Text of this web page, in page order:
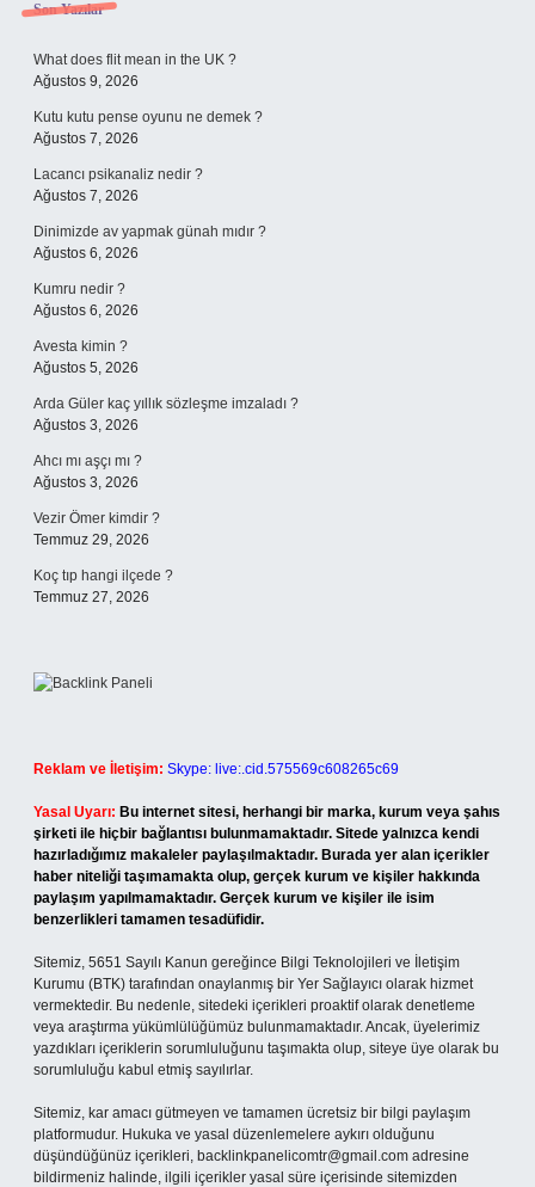
Sidebar
Son Yazılar
What does flit mean in the UK ?
Ağustos 9, 2026
Kutu kutu pense oyunu ne demek ?
Ağustos 7, 2026
Lacancı psikanaliz nedir ?
Ağustos 7, 2026
Dinimizde av yapmak günah mıdır ?
Ağustos 6, 2026
Kumru nedir ?
Ağustos 6, 2026
Avesta kimin ?
Ağustos 5, 2026
Arda Güler kaç yıllık sözleşme imzaladı ?
Ağustos 3, 2026
Ahcı mı aşçı mı ?
Ağustos 3, 2026
Vezir Ömer kimdir ?
Temmuz 29, 2026
Koç tıp hangi ilçede ?
Temmuz 27, 2026
Reklam ve İletişim: Skype: live:.cid.575569c608265c69
Yasal Uyarı: Bu internet sitesi, herhangi bir marka, kurum veya şahıs
şirketi ile hiçbir bağlantısı bulunmamaktadır. Sitede yalnızca kendi
hazırladığımız makaleler paylaşılmaktadır. Burada yer alan içerikler
haber niteliği taşımamakta olup, gerçek kurum ve kişiler hakkında
paylaşım yapılmamaktadır. Gerçek kurum ve kişiler ile isim
benzerlikleri tamamen tesadüfidir.
Sitemiz, 5651 Sayılı Kanun gereğince Bilgi Teknolojileri ve İletişim
Kurumu (BTK) tarafından onaylanmış bir Yer Sağlayıcı olarak hizmet
vermektedir. Bu nedenle, sitedeki içerikleri proaktif olarak denetleme
veya araştırma yükümlülüğümüz bulunmamaktadır. Ancak, üyelerimiz
yazdıkları içeriklerin sorumluluğunu taşımakta olup, siteye üye olarak bu
sorumluluğu kabul etmiş sayılırlar.
Sitemiz, kar amacı gütmeyen ve tamamen ücretsiz bir bilgi paylaşım
platformudur. Hukuka ve yasal düzenlemelere aykırı olduğunu
düşündüğünüz içerikleri, backlinkpanelicomtr@gmail.com adresine
bildirmeniz halinde, ilgili içerikler yasal süre içerisinde sitemizden